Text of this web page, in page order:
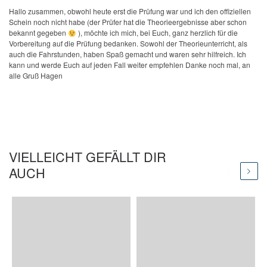
Hallo zusammen, obwohl heute erst die Prüfung war und ich den offiziellen
Schein noch nicht habe (der Prüfer hat die Theorieergebnisse aber schon
bekannt gegeben
), möchte ich mich, bei Euch, ganz herzlich für die
Vorbereitung auf die Prüfung bedanken. Sowohl der Theorieunterricht, als
auch die Fahrstunden, haben Spaß gemacht und waren sehr hilfreich. Ich
kann und werde Euch auf jeden Fall weiter empfehlen Danke noch mal, an
alle Gruß Hagen
VIELLEICHT GEFÄLLT DIR
AUCH